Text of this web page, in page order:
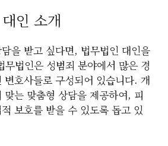
인 소개
을 받고 싶다면, 법무법인 대인을
법인은 성범죄 분야에서 많은 경
변호사들로 구성되어 있습니다. 개
맞는 맞춤형 상담을 제공하여, 피
보호를 받을 수 있도록 돕고 있